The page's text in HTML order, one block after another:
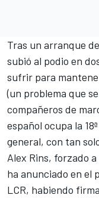
Tras un arranque
subió al podio en
sufrir para
(un problema que
compañeros de
español ocupa la
general, con tan
Alex Rins, forzado
ha anunciado en el
LCR, habiendo